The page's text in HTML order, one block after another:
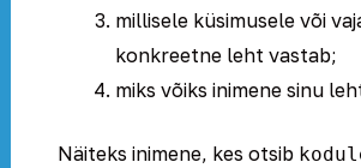
millisele küsimusele või
konkreetne leht vastab;
miks võiks inimene sinu
Näiteks inimene, kes otsib